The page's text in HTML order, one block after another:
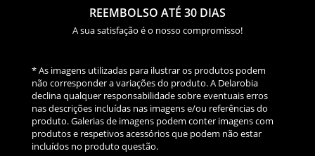
REEMBOLSO ATÉ 30 DIAS
A sua satisfação é o nosso compromisso!
* As imagens utilizadas para ilustrar os produtos podem
não corresponder a variações do produto. A Delarobia
declina qualquer responsabilidade sobre eventuais erros
nas descrições incluídas nas imagens e/ou referências do
produto. Galerias de imagens podem conter imagens com
produtos e respetivos acessórios que podem não estar
incluídos no produto questão.